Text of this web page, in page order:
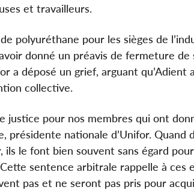
et travailleurs.
polyuréthane pour les sièges de
donné un préavis de fermeture de
a déposé un grief, arguant
collective.
justice pour nos membres qui ont
présidente nationale d’Unifor. Quand
le font bien souvent sans égard
sentence arbitrale rappelle à ces
pas et ne seront pas pris pour